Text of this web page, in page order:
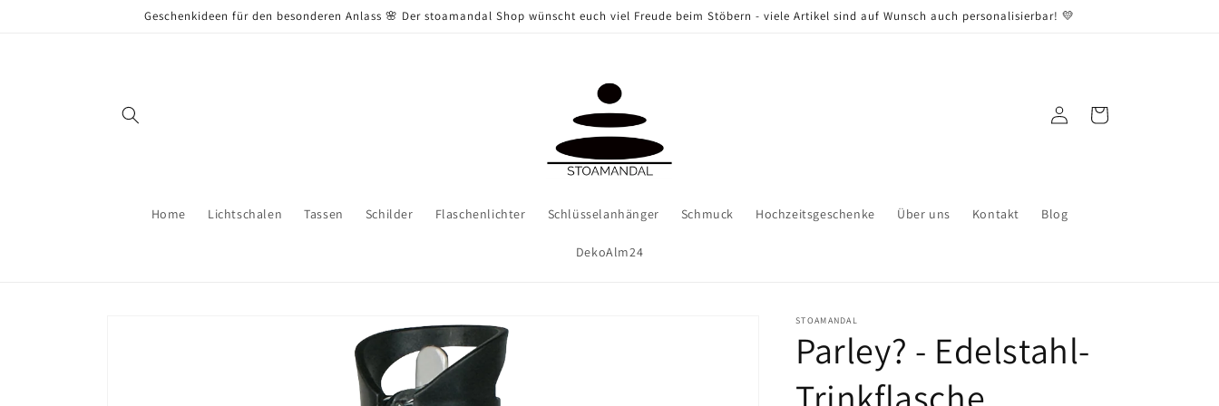
Geschenkideen für den besonderen Anlass 🌸 Der stoamandal Shop wünscht euch viel Freude beim Stöbern - viele Artikel sind auf Wunsch auch personalisierbar! 💛
Home Lichtschalen Tassen Schilder Flaschenlichter Schlüsselanhänger Schmuck Hochzeitsgeschenke Über uns Kontakt Blog
DekoAlm24
EinloggenWarenkorb
STOAMANDAL
Parley? - Edelstahl-
Trinkflasche